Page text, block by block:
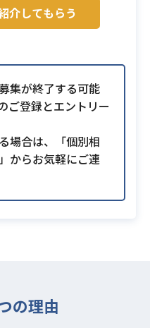
介してもらう
集が終了する可能
ご登録とエントリー
場合は、「個別相
からお気軽にご連
の理由